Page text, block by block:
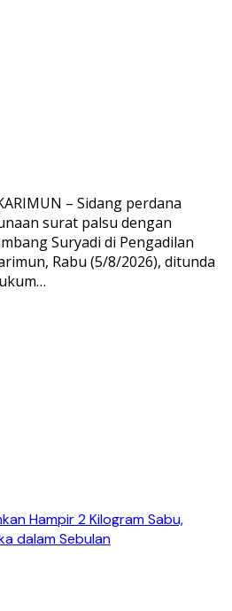
– Sidang perdana
surat palsu dengan
Suryadi di Pengadilan
Rabu (5/8/2026), ditunda
Hampir 2 Kilogram Sabu,
dalam Sebulan